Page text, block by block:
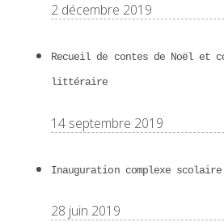
2 décembre 2019
Recueil de contes de Noël et
littéraire
14 septembre 2019
Inauguration complexe scolaire
28 juin 2019